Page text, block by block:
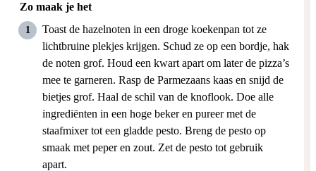
Zo maak je het
Toast de hazelnoten in een droge koekenpan tot ze
lichtbruine plekjes krijgen. Schud ze op een bordje, hak
de noten grof. Houd een kwart apart om later de pizza’s
mee te garneren. Rasp de Parmezaans kaas en snijd de
bietjes grof. Haal de schil van de knoflook. Doe alle
ingrediënten in een hoge beker en pureer met de
staafmixer tot een gladde pesto. Breng de pesto op
smaak met peper en zout. Zet de pesto tot gebruik
apart.